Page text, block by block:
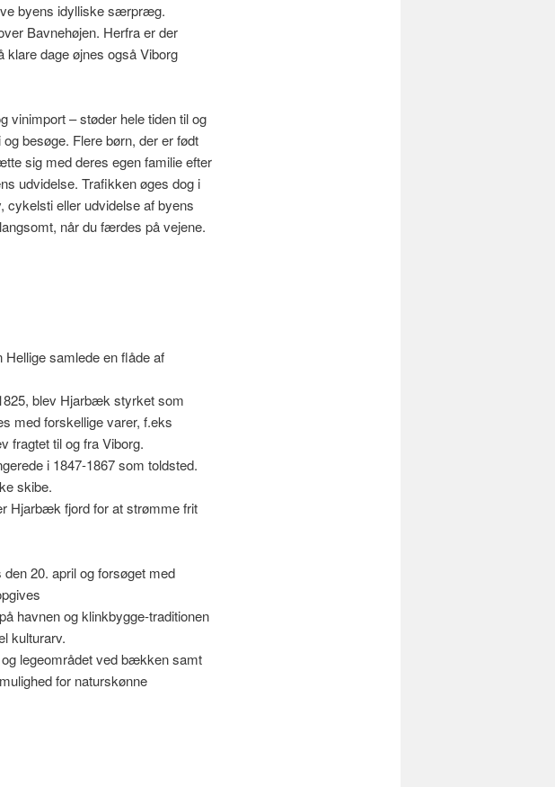
byens idylliske særpræg.
Bavnehøjen. Herfra er der
dage øjnes også Viborg
vinimport – støder hele tiden til og
besøge. Flere børn, der er født
sig med deres egen familie efter
udvidelse. Trafikken øges dog i
cykelsti eller udvidelse af byens
når du færdes på vejene.
samlede en flåde af
blev Hjarbæk styrket som
med forskellige varer, f.eks
fragtet til og fra Viborg.
i 1847-1867 som toldsted.
skibe.
Hjarbæk fjord for at strømme frit
20. april og forsøget med
havnen og klinkbygge-traditionen
kulturarv.
legeområdet ved bækken samt
for naturskønne